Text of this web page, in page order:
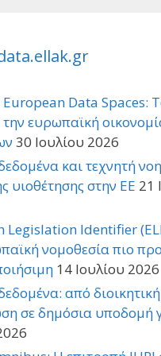
Data Spaces:
ευρωπαϊκή
30 Ιουλίου 2026
και τεχνητή
υιοθέτησης στην ΕΕ 21
Legislation Identifier
νομοθεσία πιο
14 Ιουλίου 2026
από διοικητική
σε δημόσια υποδομή